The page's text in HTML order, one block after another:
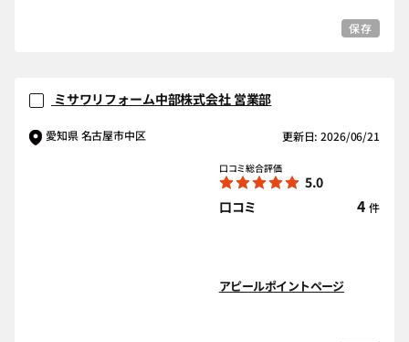
保存
ミサワリフォーム中部株式会社 営業部
愛知県 名古屋市中区 更新日: 2026/06/21
口コミ総合評価
5.0
口コミ
4 件
アピールポイントページ